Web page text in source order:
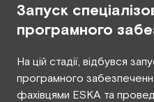
Запуск
програмного
На цій стадії, відбувся
програмного
фахівцями ESKA та